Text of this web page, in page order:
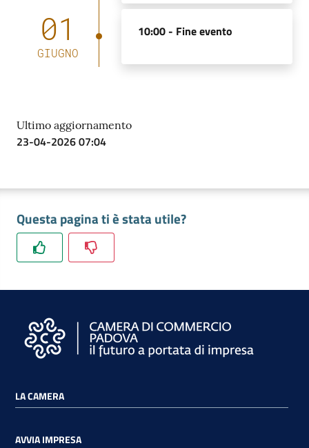
01
GIUGNO
10:00 - Fine evento
Ultimo aggiornamento
23-04-2026 07:04
Questa pagina ti è stata utile?
LA CAMERA
AVVIA IMPRESA